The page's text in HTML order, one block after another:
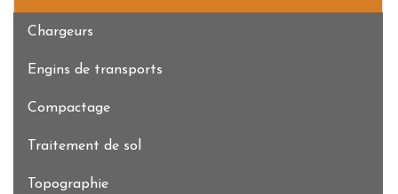
Chargeurs
Engins de transports
Compactage
Traitement de sol
Topographie